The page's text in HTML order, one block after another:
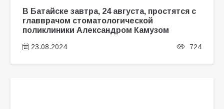
В Батайске завтра, 24 августа, простятся с
главврачом стоматологической
поликлиники Александром Камузом
23.08.2024 724